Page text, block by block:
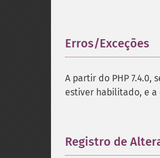
Erros/Exceções
A partir do PHP 7.4.0,
estiver habilitado, e
Registro de